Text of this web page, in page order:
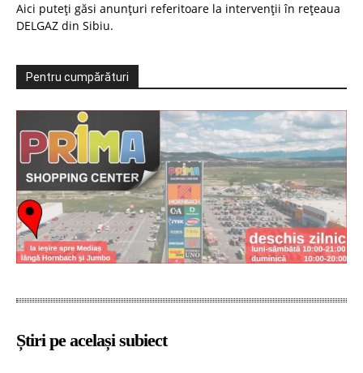
Aici puteți găsi anunțuri referitoare la intervenții în rețeaua
DELGAZ din Sibiu.
Pentru cumpărături
Știri pe același subiect